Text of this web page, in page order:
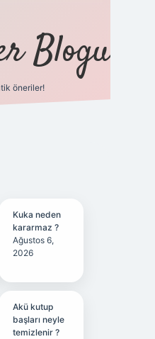
Blogu
öneriler!
Kuka neden
kararmaz ?
Ağustos 6,
2026
Akü kutup
başları neyle
temizlenir ?